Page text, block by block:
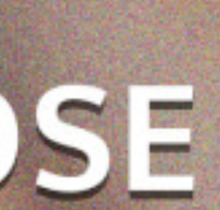
سيروم الوجه
30 مل
0.720 دب
اشتر الآن
أماليكو لوشن الجسم
فيتامين أ و ب 3 مع
الحلزون والزبان 550 مل
2.200 دب
0.900 دب
اشتر الآن
زيت أفغان لزيادة كثافة
الشعر واطالته ومنع
تساقط الشعر - 200 مل
3.250 دب
2.925 دب
اشتر الآن